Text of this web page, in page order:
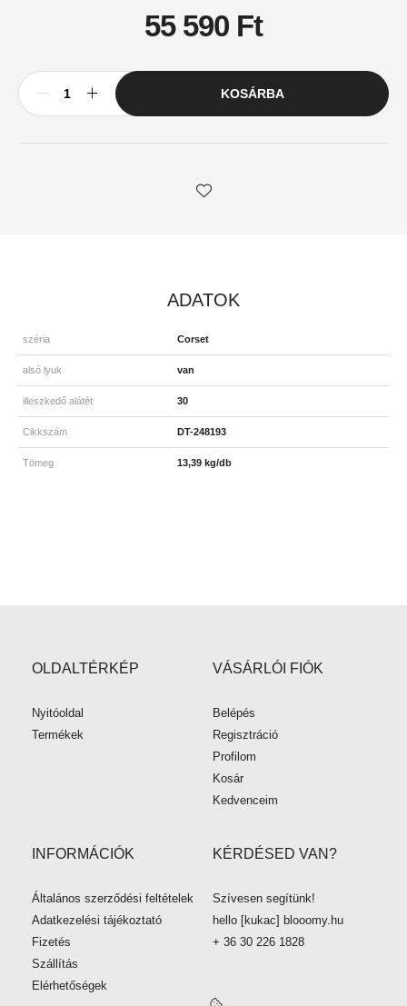
55 590 Ft
KOSÁRBA
ADATOK
széria Corset
alsó lyuk van
illeszkedő alátét 30
Cikkszám DT-248193
Tömeg 13,39 kg/db
OLDALTÉRKÉP
Nyitóoldal
Termékek
VÁSÁRLÓI FIÓK
Belépés
Regisztráció
Profilom
Kosár
Kedvenceim
INFORMÁCIÓK
Általános szerződési feltételek
Adatkezelési tájékoztató
Fizetés
Szállítás
Elérhetőségek
KÉRDÉSED VAN?
Szívesen segítünk!
hello [kukac] blooomy.hu
+ 36 30 226 1828